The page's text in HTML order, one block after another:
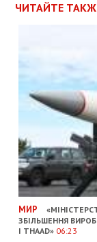
ЧИТАЙТЕ
МИР
ЗБІЛЬШЕННЯ
І THAAD» 06:23